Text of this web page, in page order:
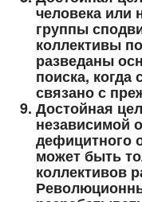
человека или
группы
коллективы
разведаны
поиска,
связано с
Достойная
независимой
дефицитного
может быть
коллективов